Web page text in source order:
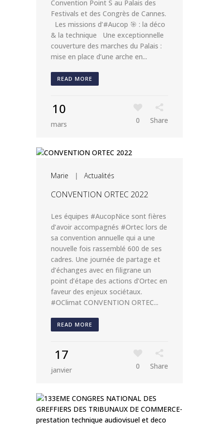
Convention Point S au Palais des
Festivals et des Congrès de Cannes.
Les missions d’#Aucop 🎯 : la déco
& la technique Une exceptionnelle
couverture des marches du Palais :
mise en place d’une arche en...
READ MORE
10
mars 0 Share
Marie | Actualités
CONVENTION ORTEC 2022
Les équipes #AucopNice sont fières
d’avoir accompagnés #Ortec lors de
sa convention annuelle qui a une
nouvelle fois rassemblé 600 de ses
cadres. Une journée de partage et
d’échanges avec en filigrane un
point d’étape des actions d’Ortec en
faveur des enjeux sociétaux.
#OClimat CONVENTION ORTEC...
READ MORE
17
janvier 0 Share